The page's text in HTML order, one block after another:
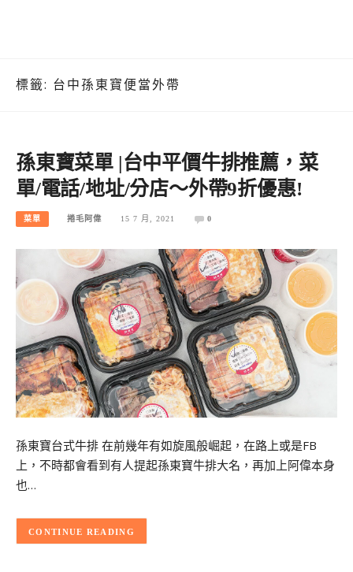
標籤: 台中孫東寶便當外帶
孫東寶菜單 |台中平價牛排推薦，菜
單/電話/地址/分店～外帶9折優惠!
菜單 捲毛阿偉 15 7 月, 2021 0
孫東寶台式牛排 在前幾年有如旋風般崛起，在路上或是FB
上，不時都會看到有人提起孫東寶牛排大名，再加上阿偉本身
也…
CONTINUE READING